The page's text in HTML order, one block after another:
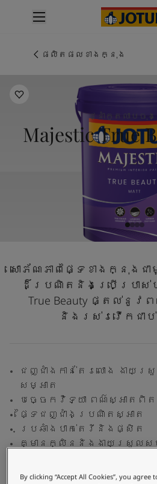
គំនូរខាងក្នុង
ផលិតផលផ្នែកខាងក្រៅ
ពណ៌ថ្នាំលាបខាងក្នុង
ពណ៌ខាងក្នុងទាំងអស់។
ការបំផុសគំនិតពីផ្នែកខាងក្នុ
Blog សំរាប់ការរស់នៅដែលពោរ
អត្ថបទ
លាបពណ៌ផ្ទះរបស់អ្នក
ស្វែងរកដេប៉ូ
ផលិតផលខាងក្នុង
ថ្នាំកូតលាបចុង
Majestic True
សោភ័ណភាពផ្ទៃខាងក្នុង
ដ៏ប្រណិតនិងប្រើប្រាស់ប
True Beauty ផ្តល់នូ
និងរស់រវើកជា
ជញ្ជាំងកាន់តែរលោង ងាយស្
សម្អាត
បច្ចេកវិទ្យា ពណ៌ស្អាតពិត
ផ្ទៃជញ្ជាំងប្រណិតស្អាត
ប្រឆាំងបាក់តេរីនិងផ្សិត
គ្មានក្លិននិងងាយស្រួលស
ថ្នាំលាប
ស្វែងរក
By clicking “Accept All Cookies”, you